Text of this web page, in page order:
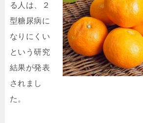
る人は、２
型糖尿病に
なりにくい
という研究
結果が発表
されまし
た。